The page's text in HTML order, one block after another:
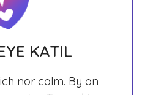
KATIL
nor calm. By an